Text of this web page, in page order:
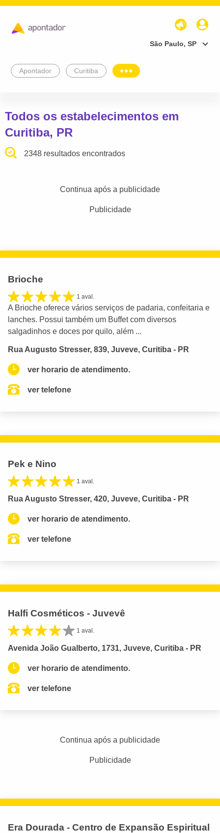
São Paulo, SP
Apontador Curitiba
Todos os estabelecimentos em
Curitiba, PR
2348 resultados encontrados
Continua após a publicidade
Publicidade
Brioche
1 aval.
A Brioche oferece vários serviços de padaria, confeitaria e
lanches. Possui também um Buffet com diversos
salgadinhos e doces por quilo, além ...
Rua Augusto Stresser, 839, Juveve, Curitiba - PR
ver horario de atendimento.
ver telefone
Pek e Nino
1 aval.
Rua Augusto Stresser, 420, Juveve, Curitiba - PR
ver horario de atendimento.
ver telefone
Halfi Cosméticos - Juvevê
1 aval.
Avenida João Gualberto, 1731, Juveve, Curitiba - PR
ver horario de atendimento.
ver telefone
Continua após a publicidade
Publicidade
Era Dourada - Centro de Expansão Espiritual